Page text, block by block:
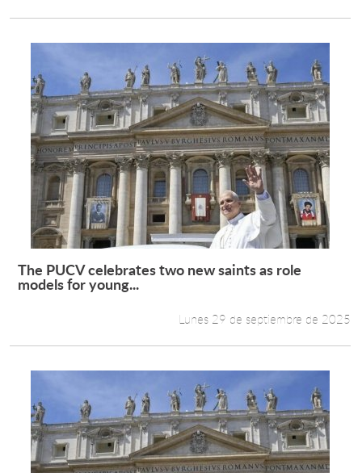
Leer más +
The PUCV celebrates two new saints as role
models for young...
Lunes 29 de septiembre de 2025